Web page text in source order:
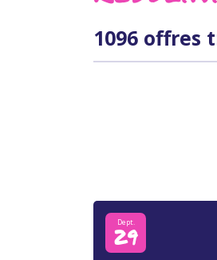
1096 offres
Dept.
29